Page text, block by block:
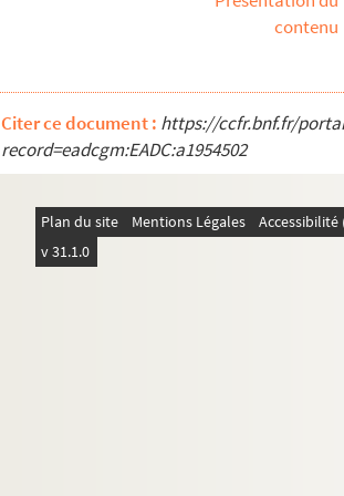
REC T 1-3. Documents photographiques et
contenu
Citer ce document : https://ccfr.bnf.fr/
record=eadcgm:EADC:a1954502
Plan du site Mentions Légales
v 31.1.0